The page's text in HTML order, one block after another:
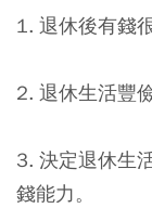
1. 退休後有錢
2. 退休生活豐
3. 決定退休生
錢能力。